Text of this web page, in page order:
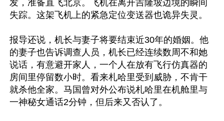
发，准备直飞北京。飞机在离开吉隆坡边境的瞬间
失踪。这架飞机上的紧急定位变送器也诡异失灵。
报导还说，机长与妻子将要结束近30年的婚姻。他
的妻子也告诉调查人员，机长已经连续数周不和她
说话，有意避开家人，一个人在放有飞行仿真器的
房间里停留数小时。看来札哈里受到威胁，不肯干
就杀他全家。马国曾对外公布说札哈里在机舱里与
一神秘女通话2分钟，但后来又否认了。